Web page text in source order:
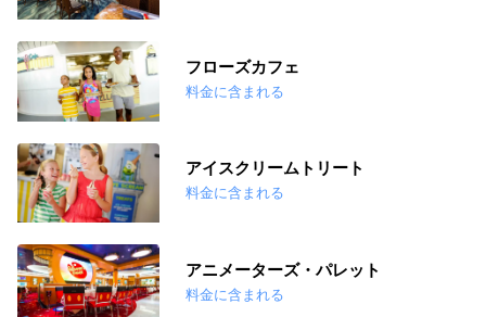
フローズカフェ
料金に含まれる
アイスクリームトリート
料金に含まれる
アニメーターズ・パレット
料金に含まれる